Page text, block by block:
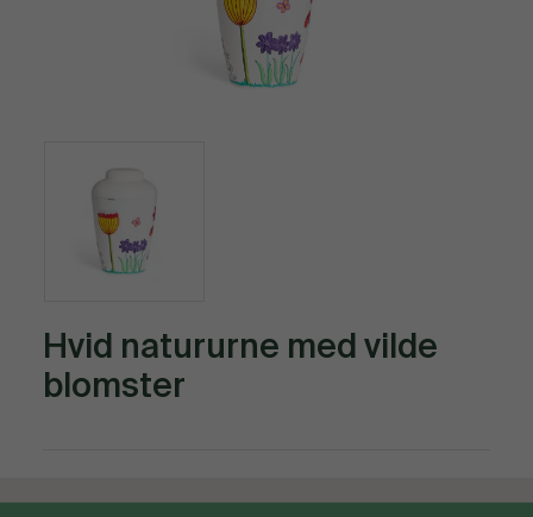
Hvid natururne med vilde
blomster